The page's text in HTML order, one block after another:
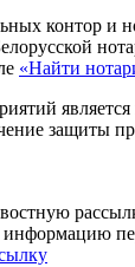
контор и
«Найти
защиты